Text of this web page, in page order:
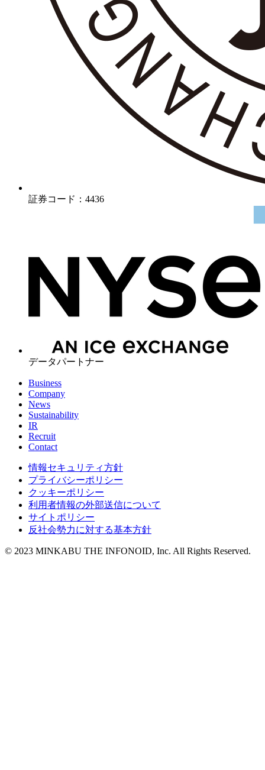
証券コード：4436
データパートナー
Business
Company
News
Sustainability
IR
Recruit
Contact
情報セキュリティ方針
プライバシーポリシー
クッキーポリシー
利用者情報の外部送信について
サイトポリシー
反社会勢力に対する基本方針
© 2023 MINKABU THE INFONOID, Inc. All Rights Reserved.